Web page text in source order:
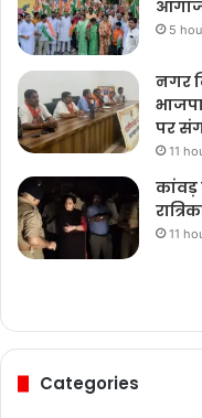
5
नगर
पर
11
कांवड़
11
Categories